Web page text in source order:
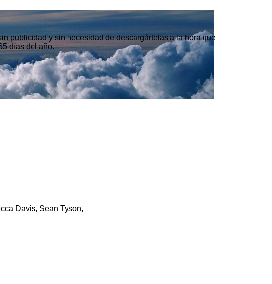
publicidad y sin necesidad de descargártelas a la hora que
días del año.
Davis, Sean Tyson,